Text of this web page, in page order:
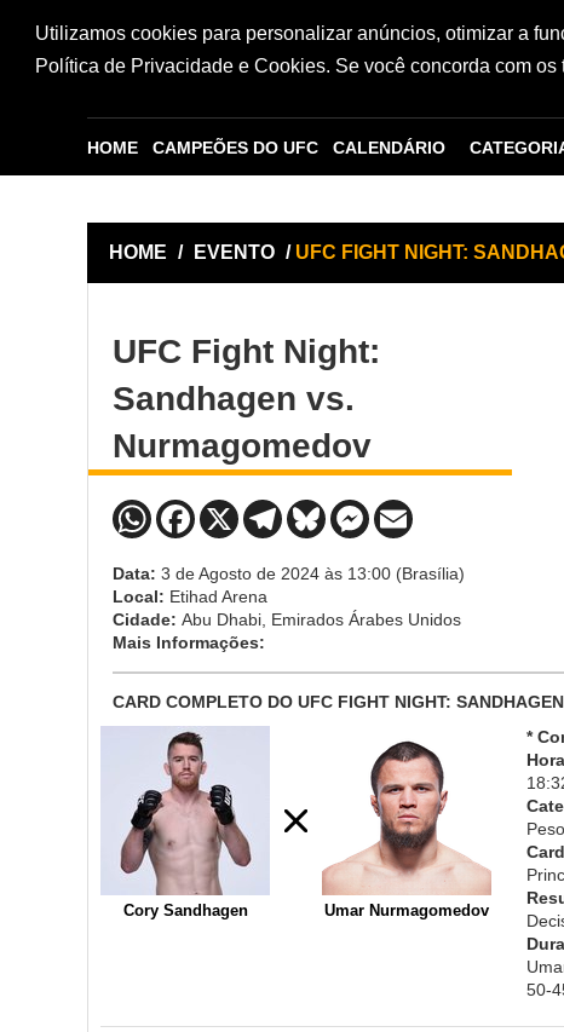
Utilizamos cookies para personalizar anúncios, otimizar a
Política de Privacidade e Cookies. Se você concorda com os
HOME CAMPEÕES DO UFC CALENDÁRIO
HOME / EVENTO / UFC FIGHT NIGHT:
UFC Fight Night:
Sandhagen vs.
Nurmagomedov
Data: 3 de Agosto de 2024 às 13:00 (Brasília)
Local: Etihad Arena
Cidade: Abu Dhabi, Emirados Árabes Unidos
Mais Informações:
CARD COMPLETO DO UFC FIGHT NIGHT:
Cory Sandhagen Umar Nurmagomedov
*
50-